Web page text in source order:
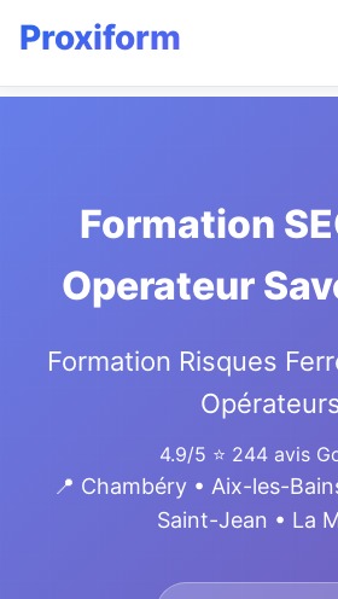
Formation
Operateur
Formation Risques
4.9/5 ⭐ 244 avis
📍 Chambéry • Aix-les-
Saint-Jean • La